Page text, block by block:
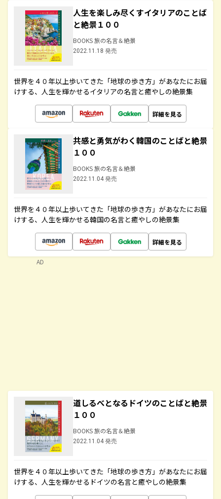
人生を楽しみ尽くすイタリアのことば
と絶景１００
BOOKS 旅の名言＆絶景
2022.11.18 発売
世界を４０年以上歩いてきた「地球の歩き方」があなたにお届
けする、人生を輝かせるイタリアの名言と癒やしの絶景集
詳細を見る
共感と勇気がわく韓国のことばと絶景
１００
BOOKS 旅の名言＆絶景
2022.11.04 発売
世界を４０年以上歩いてきた「地球の歩き方」があなたにお届
けする、人生を輝かせる韓国の名言と癒やしの絶景集
詳細を見る
道しるべとなるドイツのことばと絶景
１００
BOOKS 旅の名言＆絶景
2022.11.04 発売
世界を４０年以上歩いてきた「地球の歩き方」があなたにお届
けする、人生を輝かせるドイツの名言と癒やしの絶景集
AD